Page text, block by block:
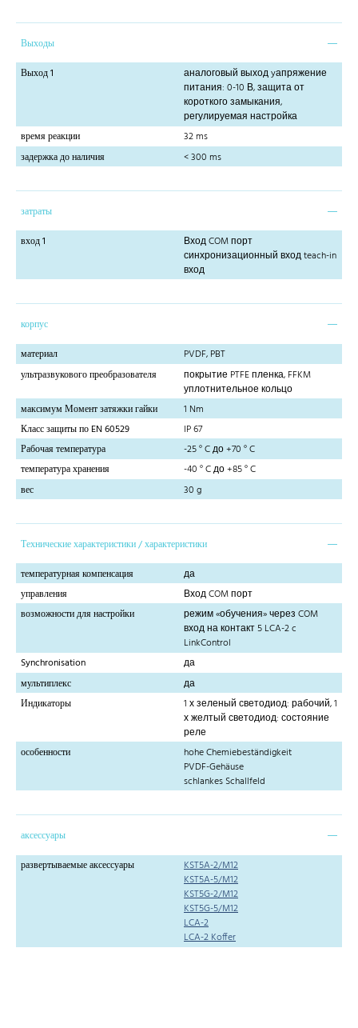
Выходы
Выход 1
аналоговый выход yапряжение
питания: 0-10 В, защита от
короткого замыкания,
регулируемая настройка
время реакции
32 ms
задержка до наличия
< 300 ms
затраты
вход 1
Вход COM порт
синхронизационный вход teach-in
вход
корпус
материал
PVDF, PBT
ультразвукового преобразователя
покрытие PTFE пленка, FFKM
уплотнительное кольцо
максимум Момент затяжки гайки
1 Nm
Класс защиты по EN 60529
IP 67
Рабочая температура
-25 ° C до +70 ° C
температура хранения
-40 ° C до +85 ° C
вес
30 g
Технические характеристики / характеристики
температурная компенсация
да
управления
Вход COM порт
возможности для настройки
режим «обучения» через COM
вход на контакт 5 LCA-2 c
LinkControl
Synchronisation
да
мультиплекс
да
Индикаторы
1 х зеленый светодиод: рабочий, 1
х желтый светодиод: состояние
реле
особенности
hohe Chemiebeständigkeit
PVDF-Gehäuse
schlankes Schallfeld
аксессуары
развертываемые аксессуары
KST5A-2/M12
KST5A-5/M12
KST5G-2/M12
KST5G-5/M12
LCA-2
LCA-2 Koffer